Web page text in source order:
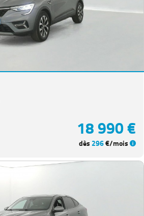
18 990 €
dès 296€/mois